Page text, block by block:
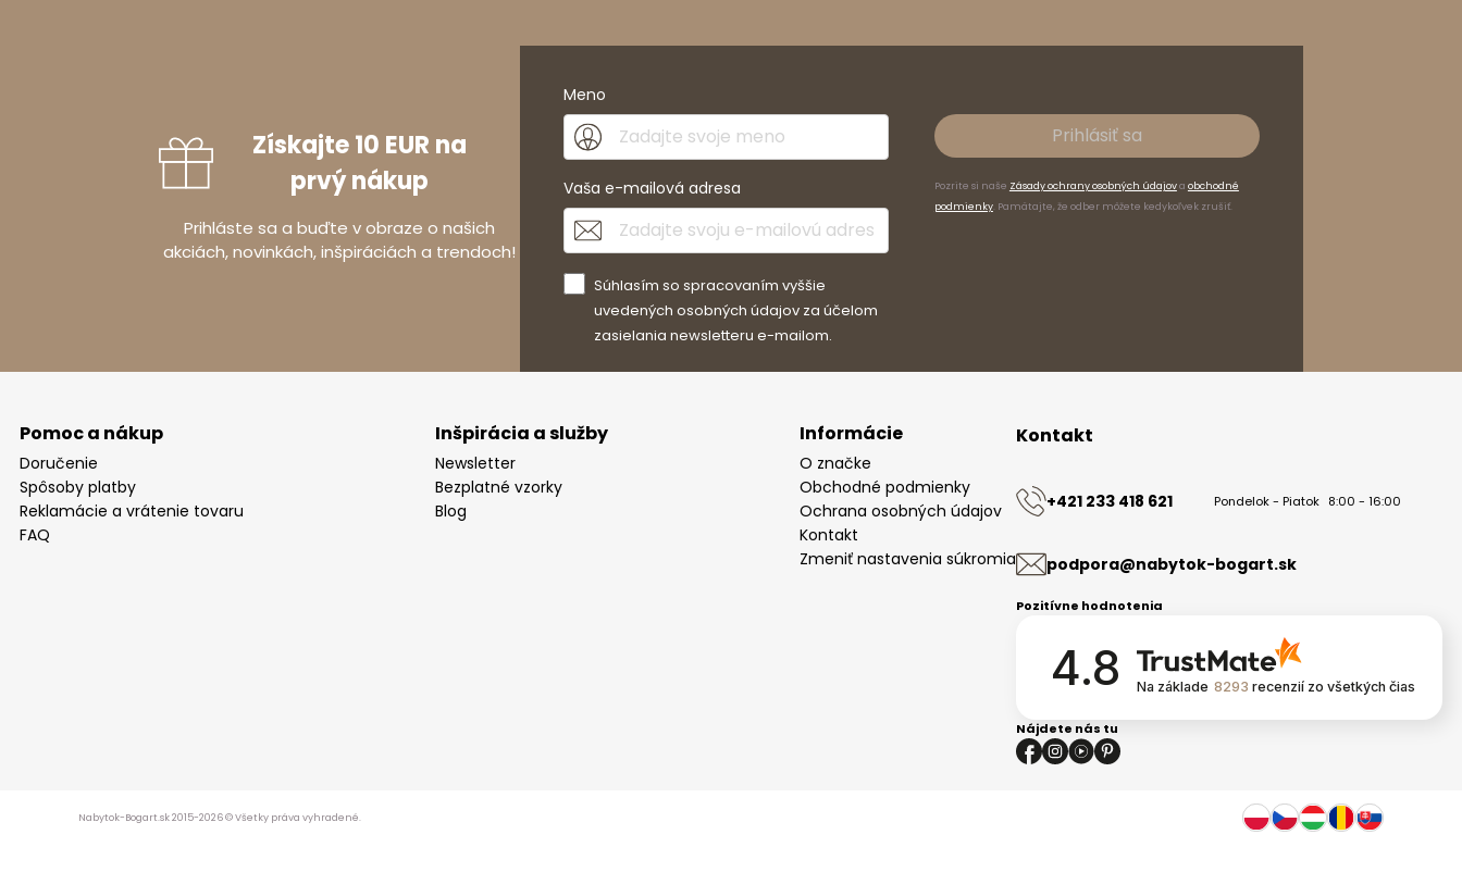
Získajte 10 EUR na
prvý nákup
Prihláste sa a buďte v obraze o našich
akciách, novinkách, inšpiráciách a trendoch!
Meno
Vaša e-mailová adresa
Súhlasím so spracovaním vyššie
uvedených osobných údajov za účelom
zasielania newsletteru e-mailom.
Prihlásiť sa
Pozrite si naše Zásady ochrany osobných údajova obchodné
podmienky. Pamätajte, že odber môžete kedykoľvek zrušiť.
Pomoc a nákup
Doručenie
Spôsoby platby
Reklamácie a vrátenie tovaru
FAQ
Inšpirácia a služby
Newsletter
Bezplatné vzorky
Blog
Informácie
O značke
Obchodné podmienky
Ochrana osobných údajov
Kontakt
Zmeniť nastavenia súkromia
Kontakt
+421 233 418 621 Pondelok - Piatok 8:00 - 16:00
podpora@nabytok-bogart.sk
Pozitívne hodnotenia
4.8 Na základe 8293 recenzií zo všetkých čias
Nájdete nás tu
Nabytok-Bogart.sk 2015-2026 © Všetky práva vyhradené.